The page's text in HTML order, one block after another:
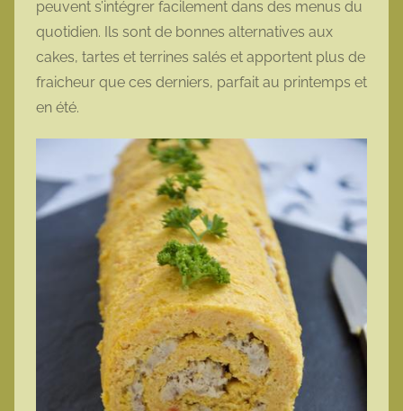
peuvent s’intégrer facilement dans des menus du
quotidien. Ils sont de bonnes alternatives aux
cakes, tartes et terrines salés et apportent plus de
fraicheur que ces derniers, parfait au printemps et
en été.